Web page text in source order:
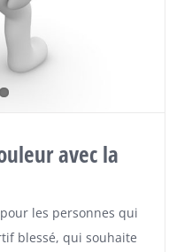
avec la
les personnes qui
blessé, qui souhaite